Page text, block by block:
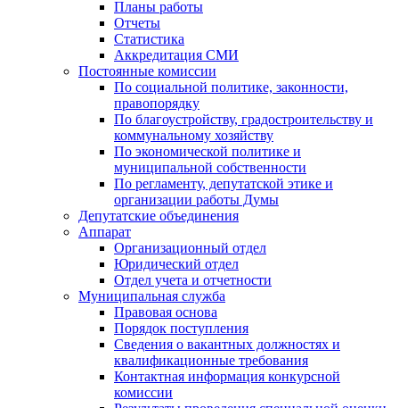
Планы работы
Отчеты
Статистика
Аккредитация СМИ
Постоянные комиссии
По социальной политике, законности,
правопорядку
По благоустройству, градостроительству и
коммунальному хозяйству
По экономической политике и
муниципальной собственности
По регламенту, депутатской этике и
организации работы Думы
Депутатские объединения
Аппарат
Организационный отдел
Юридический отдел
Отдел учета и отчетности
Муниципальная служба
Правовая основа
Порядок поступления
Сведения о вакантных должностях и
квалификационные требования
Контактная информация конкурсной
комиссии